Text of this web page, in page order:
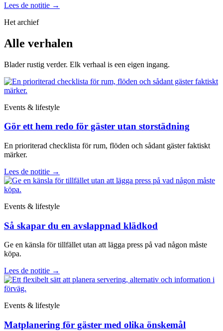
Lees de notitie →
Het archief
Alle verhalen
Blader rustig verder. Elk verhaal is een eigen ingang.
Events & lifestyle
Gör ett hem redo för gäster utan storstädning
En prioriterad checklista för rum, flöden och sådant gäster faktiskt
märker.
Lees de notitie →
Events & lifestyle
Så skapar du en avslappnad klädkod
Ge en känsla för tillfället utan att lägga press på vad någon måste
köpa.
Lees de notitie →
Events & lifestyle
Matplanering för gäster med olika önskemål